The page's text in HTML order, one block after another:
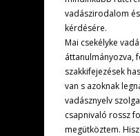
vadászirodalom
kérdésére.
Mai csekélyke
áttanulmányozva,
szakkifejezések
van s azoknak
vadásznyelv
csapnivaló rossz
megütköztem.